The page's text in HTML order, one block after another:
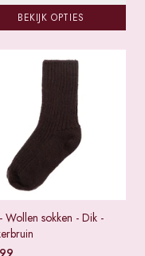
BEKIJK OPTIES
Wollen sokken - Dik -